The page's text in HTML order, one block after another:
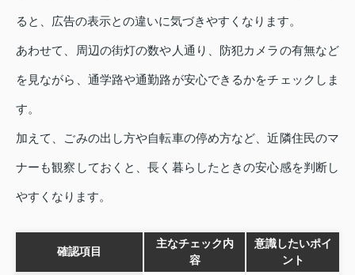
ると、広告の表示との違いに気づきやすくなります。
あわせて、周辺の街灯の数や人通り、防犯カメラの有無など
を見ながら、通学路や通勤路が安心できるかをチェックしま
す。
加えて、ごみの出し方や自転車の停め方など、近隣住民のマ
ナーも観察しておくと、長く暮らしたときの安心感を判断し
やすくなります。
確認項目
主なチェック内
容
意識したいポイ
ント